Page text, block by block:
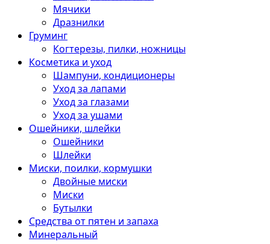
Мячики
Дразнилки
Груминг
Когтерезы, пилки, ножницы
Косметика и уход
Шампуни, кондиционеры
Уход за лапами
Уход за глазами
Уход за ушами
Ошейники, шлейки
Ошейники
Шлейки
Миски, поилки, кормушки
Двойные миски
Миски
Бутылки
Средства от пятен и запаха
Минеральный